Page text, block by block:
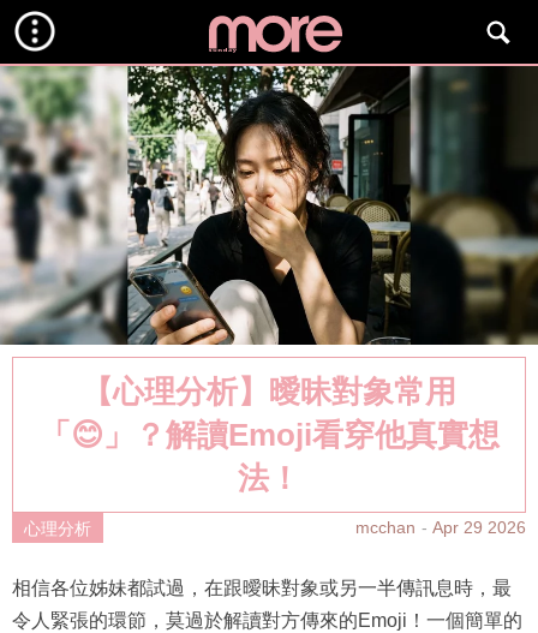
【心理分析】曖昧對象常用
「😊」？解讀Emoji看穿他真實想
法！
心理分析 mcchan Apr 29 2026
相信各位姊妹都試過，在跟曖昧對象或另一半傳訊息時，最
令人緊張的環節，莫過於解讀對方傳來的Emoji！一個簡單的